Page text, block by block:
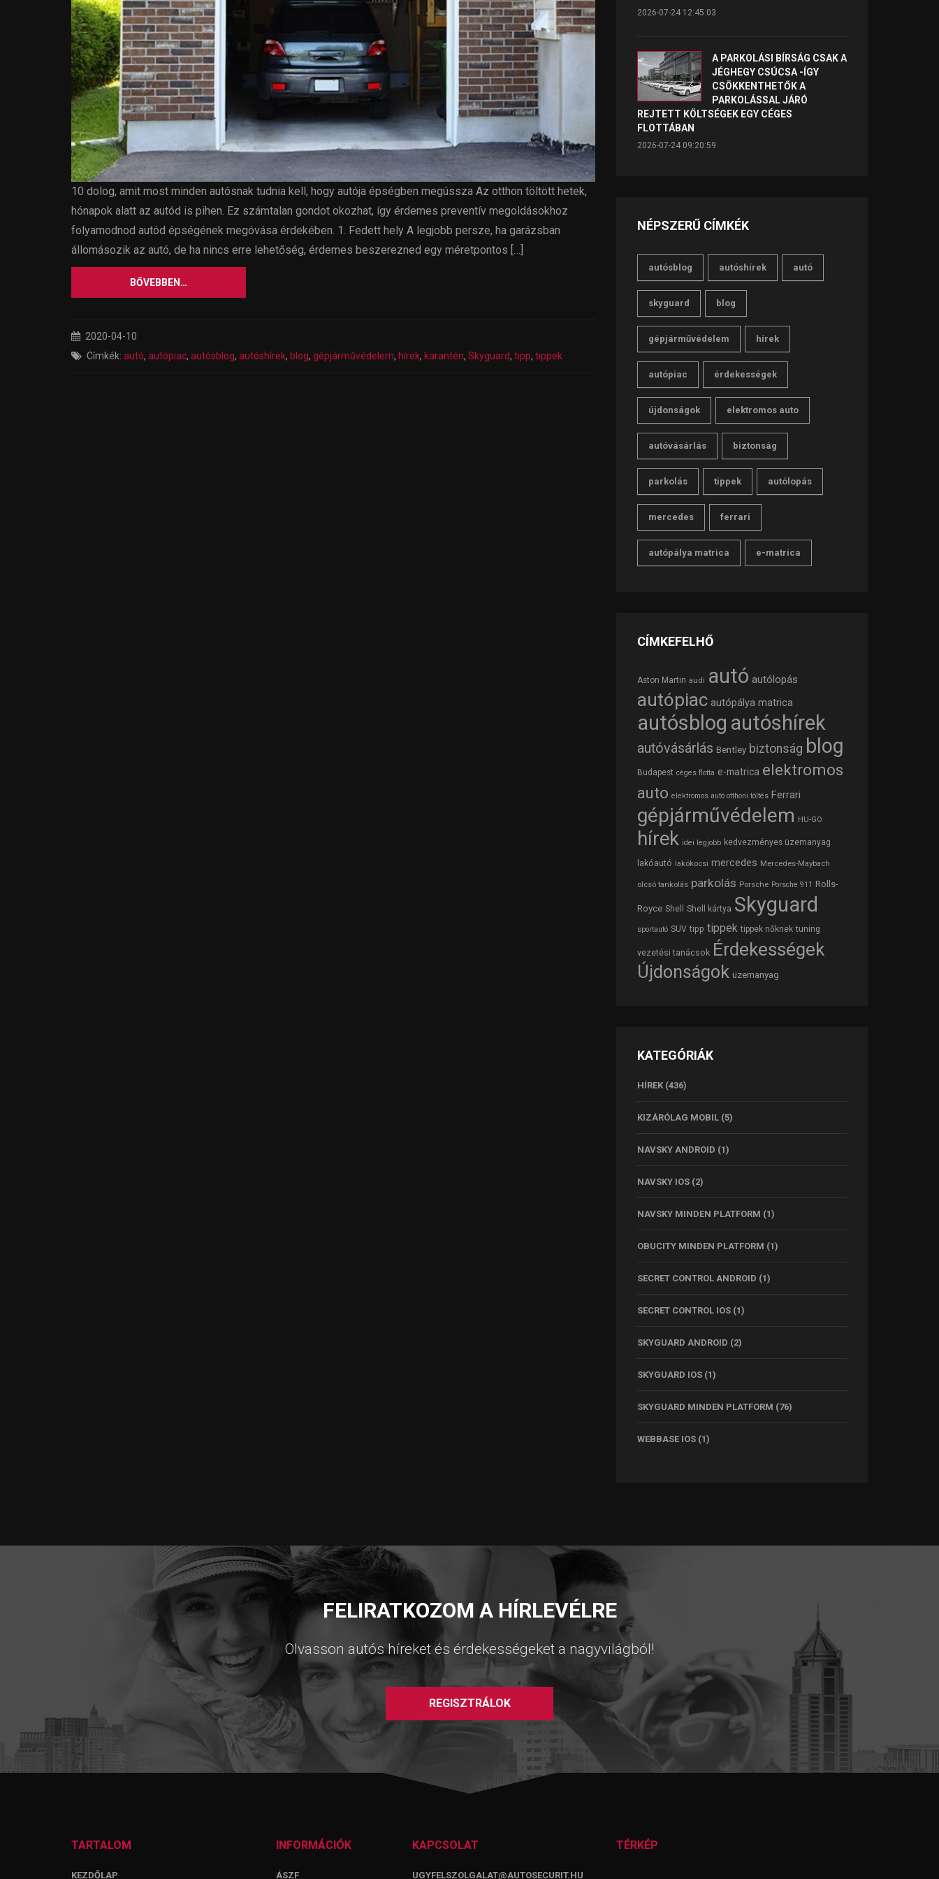
10 dolog, amit most minden autósnak tudnia kell, hogy autója épségben megússza Az otthon töltött hetek,
hónapok alatt az autód is pihen. Ez számtalan gondot okozhat, így érdemes preventív megoldásokhoz
folyamodnod autód épségének megóvása érdekében. 1. Fedett hely A legjobb persze, ha garázsban
állomásozik az autó, de ha nincs erre lehetőség, érdemes beszerezned egy méretpontos […]
BŐVEBBEN…
2020-04-10
Címkék: autó, autópiac, autósblog, autóshírek, blog, gépjárművédelem, hírek, karantén, Skyguard, tipp, tippek
2026-07-24 12:45:03
A PARKOLÁSI BÍRSÁG CSAK A
JÉGHEGY CSÚCSA -ÍGY
CSÖKKENTHETŐK A
PARKOLÁSSAL JÁRÓ
REJTETT KÖLTSÉGEK EGY CÉGES
FLOTTÁBAN
2026-07-24 09:20:59
NÉPSZERŰ CÍMKÉK
autósblog autóshírek autó
skyguard blog
gépjárművédelem hírek
autópiac érdekességek
újdonságok elektromos auto
autóvásárlás biztonság
parkolás tippek autólopás
mercedes ferrari
autópálya matrica e-matrica
CÍMKEFELHŐ
Aston Martin audi autó autólopás
autópiac autópálya matrica
autósblog autóshírek
autóvásárlás Bentley biztonság blog
Budapest céges flotta e-matrica elektromos
auto elektromos autó otthoni töltés Ferrari
gépjárművédelem HU-GO
hírek idei legjobb kedvezményes üzemanyag
lakóautó lakókocsi mercedes Mercedes-Maybach
olcsó tankolás parkolás Porsche Porsche 911 Rolls-
Royce Shell Shell kártya Skyguard
sportautó SUV tipp tippek tippek nőknek tuning
vezetési tanácsok Érdekességek
Újdonságok üzemanyag
KATEGÓRIÁK
HÍREK (436)
KIZÁRÓLAG MOBIL (5)
NAVSKY ANDROID (1)
NAVSKY IOS (2)
NAVSKY MINDEN PLATFORM (1)
OBUCITY MINDEN PLATFORM (1)
SECRET CONTROL ANDROID (1)
SECRET CONTROL IOS (1)
SKYGUARD ANDROID (2)
SKYGUARD IOS (1)
SKYGUARD MINDEN PLATFORM (76)
WEBBASE IOS (1)
FELIRATKOZOM A HÍRLEVÉLRE
Olvasson autós híreket és érdekességeket a nagyvilágból!
REGISZTRÁLOK
TARTALOM
KEZDŐLAP
INFORMÁCIÓK
ÁSZF
KAPCSOLAT
UGYFELSZOLGALAT@AUTOSECURIT.HU
TÉRKÉP